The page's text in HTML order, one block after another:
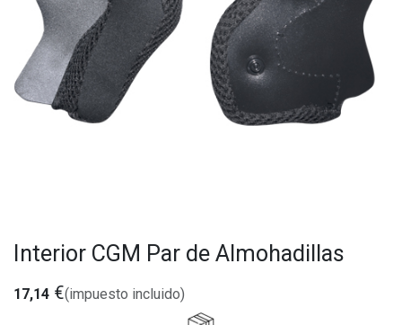
Interior CGM Par de Almohadillas
17,14 €(impuesto incluido)